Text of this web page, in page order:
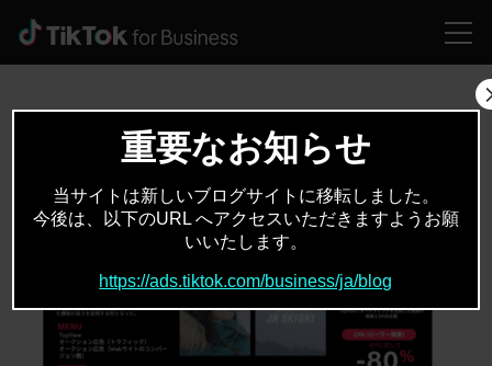
トラベル・観光重要なお知らせ
当サイトは新しいブログサイトに移転しました。
今後は、以下のURL へアクセスいただきますようお願
いいたします。
https://ads.tiktok.com/business/ja/blog